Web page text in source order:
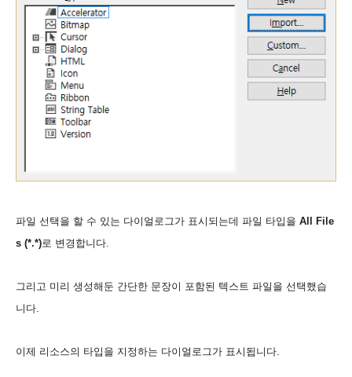
파일 선택을 할 수 있는 다이얼로그가 표시되는데 파일 타입을 All File
s (*.*)로 변경합니다.
그리고 미리 생성해둔 간단한 문장이 포함된 텍스트 파일을 선택했습
니다.
이제 리소스의 타입을 지정하는 다이얼로그가 표시됩니다.